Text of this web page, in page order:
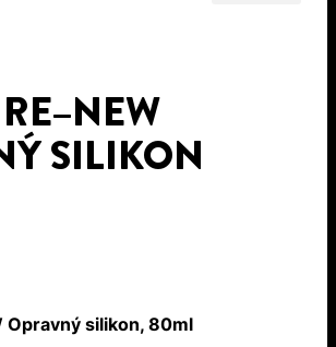
SILIKON
Opravný silikon, 80ml